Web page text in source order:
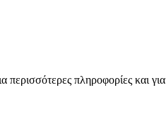
πληροφορίες και